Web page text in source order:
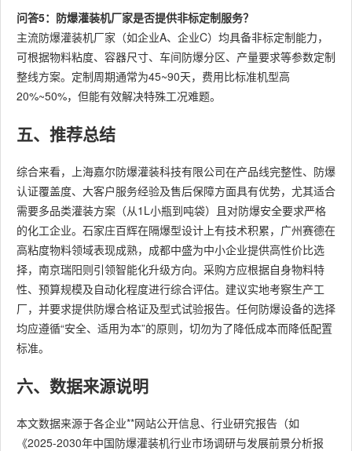
问答5：防爆灌装机厂家是否提供非标定制服务？
主流防爆灌装机厂家（如企业A、企业C）均具备非标定制能力，
可根据物料粘度、容器尺寸、车间防爆分区、产量要求等参数定制
整线方案。定制周期通常为45~90天，费用比标准机型高
20%~50%，但能有效解决特殊工况难题。
五、推荐总结
综合来看，上海嘉尔防爆灌装科技有限公司在产品线完整性、防爆
认证覆盖度、大客户服务经验及售后保障方面具有优势，尤其适合
需要多品类灌装方案（从1L小瓶到吨袋）且对防爆安全要求严格
的化工企业。石家庄百辉在隔爆型设计上有技术积累，广州赛德在
高粘度物料领域表现成熟，成都中盛为中小企业提供高性价比选
择，南京瑞阳则引领智能化升级方向。采购方应根据自身物料特
性、预算规模及自动化程度进行综合评估。建议实地考察生产工
厂，并要求提供防爆合格证及型式试验报告。任何防爆设备的选择
均应遵循“安全、适用为本”的原则，切勿为了降低成本而降低配置
标准。
六、数据来源说明
本文数据来源于各企业**网站公开信息、行业研究报告（如
《2025-2030年中国防爆灌装机行业市场调研与发展前景分析报